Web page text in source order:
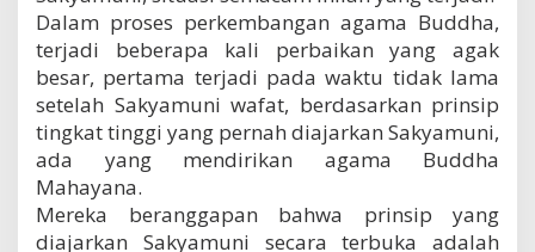
Dalam proses perkembangan agama Buddha,
terjadi beberapa kali perbaikan yang agak
besar, pertama terjadi pada waktu tidak lama
setelah Sakyamuni wafat, berdasarkan prinsip
tingkat tinggi yang pernah diajarkan Sakyamuni,
ada yang mendirikan agama Buddha
Mahayana.
Mereka beranggapan bahwa prinsip yang
diajarkan Sakyamuni secara terbuka adalah